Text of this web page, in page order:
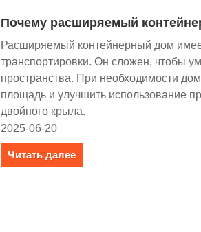
Почему расширяемый
Расширяемый контейнерный дом
транспортировки. Он сложен, чтобы
пространства. При необходимости
площадь и улучшить использование
двойного крыла.
2025-06-20
Читать далее